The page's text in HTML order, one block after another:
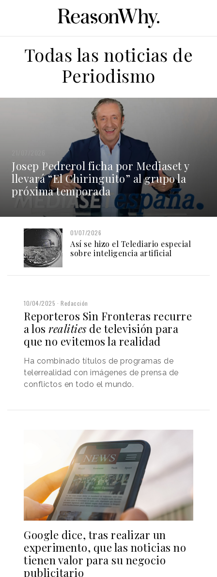
Todas las noticias de
Periodismo
Josep Pedrerol ficha por Mediaset y
llevará “El Chiringuito” al grupo la
próxima temporada
01/07/2026
Así se hizo el Telediario especial
sobre inteligencia artificial
10/04/2025 Redacción
Reporteros Sin Fronteras recurre
a los realities de televisión para
que no evitemos la realidad
Ha combinado títulos de programas de
telerrealidad con imágenes de prensa de
conflictos en todo el mundo.
Google dice, tras realizar un
experimento, que las noticias no
tienen valor para su negocio
publicitario